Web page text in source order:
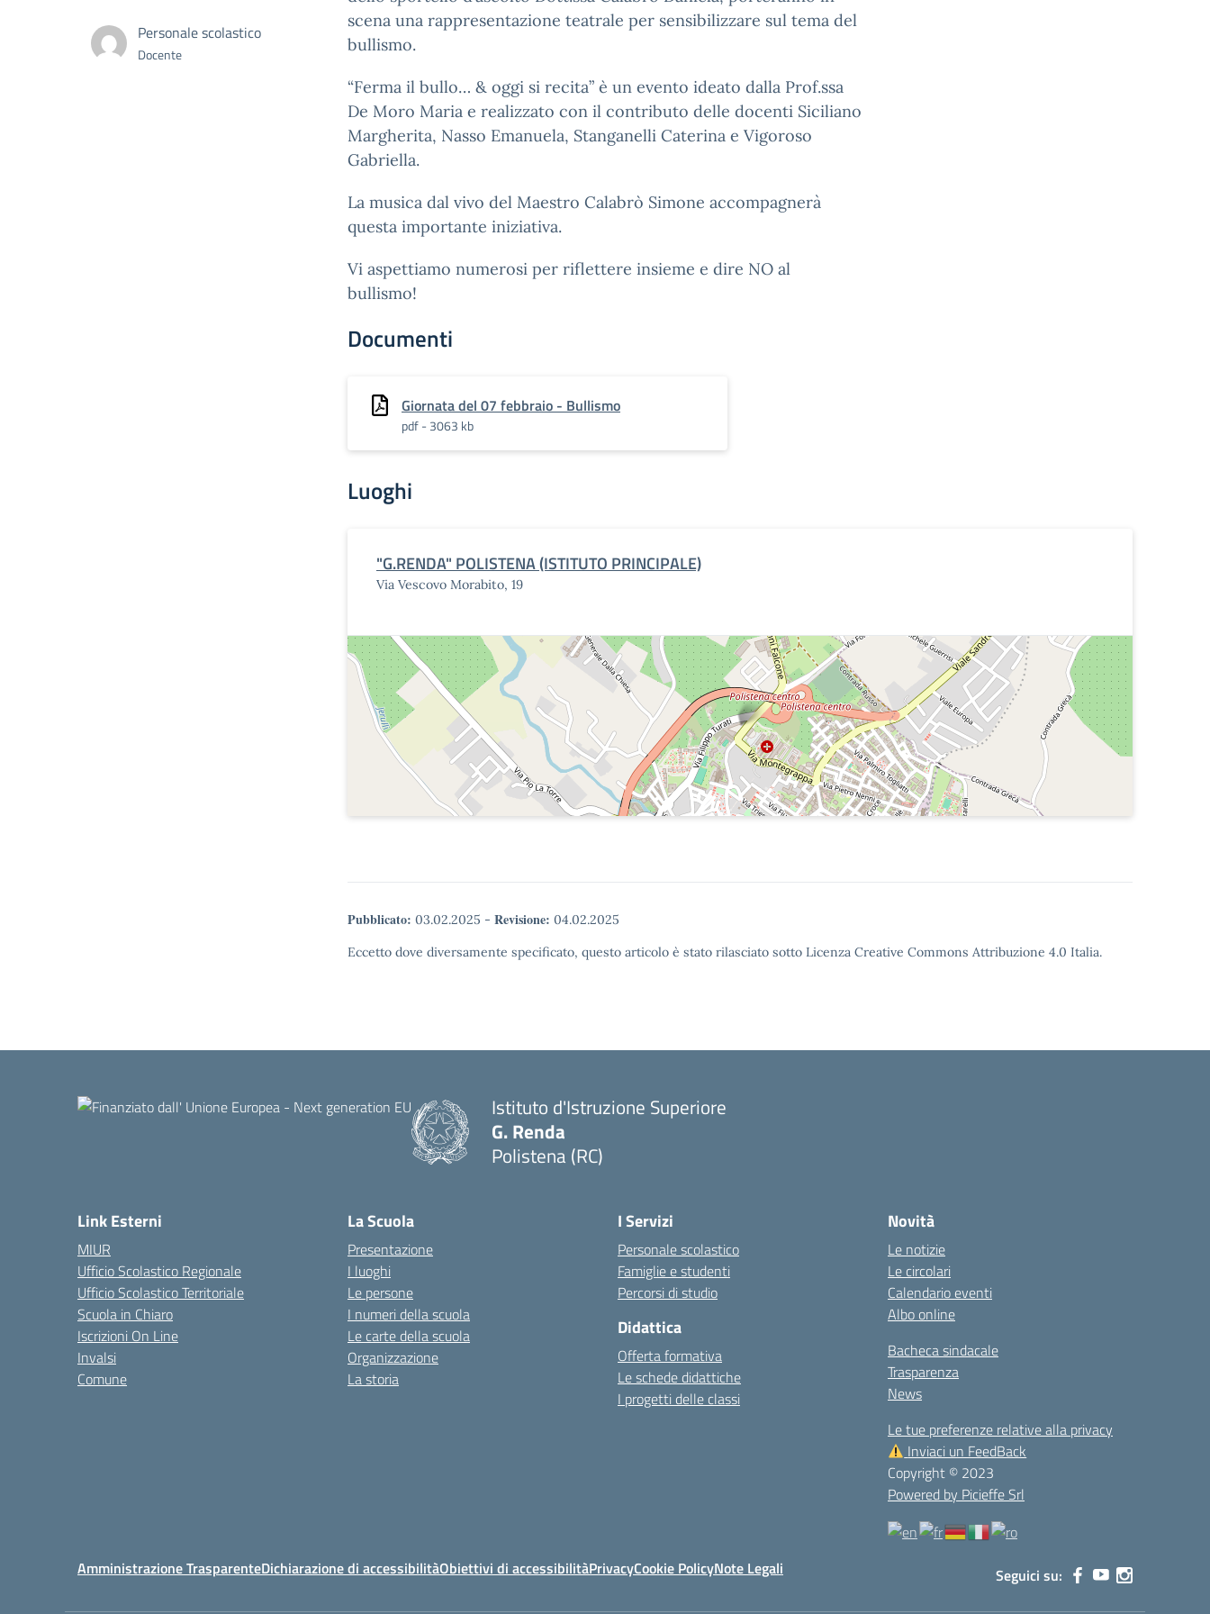
scena una rappresentazione teatrale per sensibilizzare sul tema del
bullismo.
“Ferma il bullo… & oggi si recita” è un evento ideato dalla Prof.ssa
De Moro Maria e realizzato con il contributo delle docenti Siciliano
Margherita, Nasso Emanuela, Stanganelli Caterina e Vigoroso
Gabriella.
La musica dal vivo del Maestro Calabrò Simone accompagnerà
questa importante iniziativa.
Vi aspettiamo numerosi per riflettere insieme e dire NO al
bullismo!
Documenti
Giornata del 07 febbraio - Bullismo
pdf - 3063 kb
Luoghi
"G.RENDA" POLISTENA (ISTITUTO PRINCIPALE)
Via Vescovo Morabito, 19
Pubblicato: 03.02.2025 - Revisione: 04.02.2025
Eccetto dove diversamente specificato, questo articolo è stato rilasciato sotto Licenza Creative Commons Attribuzione 4.0 Italia.
Personale scolastico
Docente
Istituto d'Istruzione Superiore
G. Renda
Polistena (RC)
Link Esterni
MIUR
Ufficio Scolastico Regionale
Ufficio Scolastico Territoriale
Scuola in Chiaro
Iscrizioni On Line
Invalsi
Comune
La Scuola
Presentazione
I luoghi
Le persone
I numeri della scuola
Le carte della scuola
Organizzazione
La storia
I Servizi
Personale scolastico
Famiglie e studenti
Percorsi di studio
Didattica
Offerta formativa
Le schede didattiche
I progetti delle classi
Novità
Le notizie
Le circolari
Calendario eventi
Albo online
Bacheca sindacale
Trasparenza
News
Le tue preferenze relative alla privacy
Inviaci un FeedBack
Copyright © 2023
Powered by Picieffe Srl
Amministrazione TrasparenteDichiarazione di accessibilitàObiettivi di accessibilitàPrivacyCookie PolicyNote Legali Seguici su: